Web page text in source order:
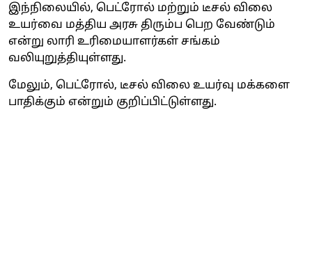
இந்நிலையில், பெட்ரோல் மற்றும் டீசல் விலை
உயர்வை மத்திய அரசு திரும்ப பெற வேண்டும்
என்று லாரி உரிமையாளர்கள் சங்கம்
வலியுறுத்தியுள்ளது.
மேலும், பெட்ரோல், டீசல் விலை உயர்வு மக்களை
பாதிக்கும் என்றும் குறிப்பிட்டுள்ளது.